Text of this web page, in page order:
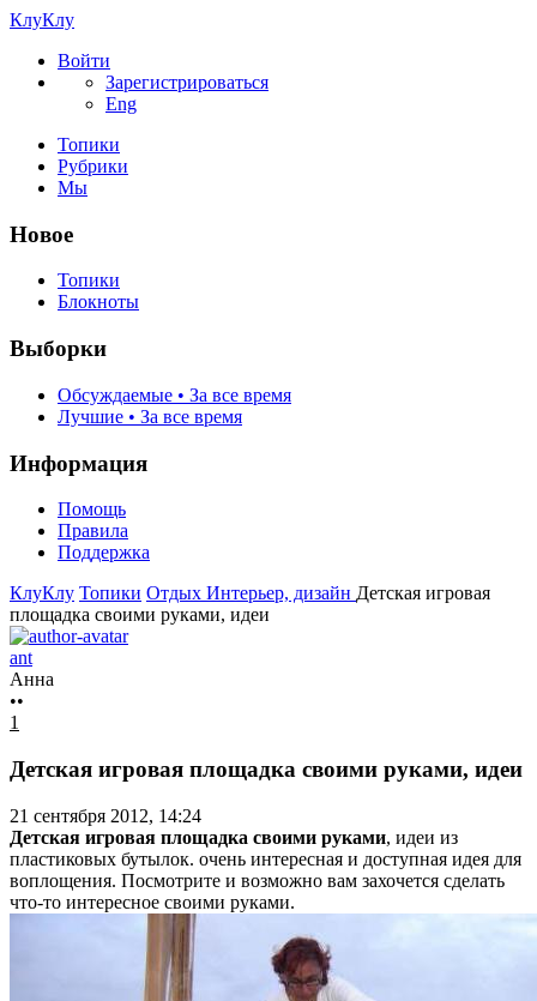
КлуКлу
Войти
Зарегистрироваться
Eng
Топики
Рубрики
Мы
Новое
Топики
Блокноты
Выборки
Обсуждаемые • За все время
Лучшие • За все время
Информация
Помощь
Правила
Поддержка
КлуКлу Топики Отдых Интерьер, дизайн Детская игровая
площадка своими руками, идеи
ant
Анна
••
1
Детская игровая площадка своими руками, идеи
21 сентября 2012, 14:24
Детская игровая площадка своими руками, идеи из
пластиковых бутылок. очень интересная и доступная идея для
воплощения. Посмотрите и возможно вам захочется сделать
что-то интересное своими руками.